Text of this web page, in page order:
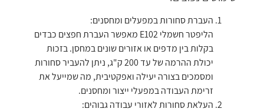
העברת סחורות במפעלים ומחסנים:
הליפטר חשמלי E102 מאפשר העברת חפצים כבדים
בקלות בין מדפים או אזורים שונים במחסן. בזכות
יכולת ההרמה של עד 200 ק"ג, ניתן להעביר סחורות
ומסמכים בצורה יעילה ואפקטיבית, מה שמייעל את
זרימת העבודה במפעלי ייצור ומחסנים.
העלאת סחורות לאזורי עבודה גבוהים: